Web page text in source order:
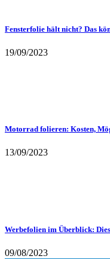
Fensterfolie hält nicht? Das
19/09/2023
Motorrad folieren: Kosten,
13/09/2023
Werbefolien im Überblick:
09/08/2023